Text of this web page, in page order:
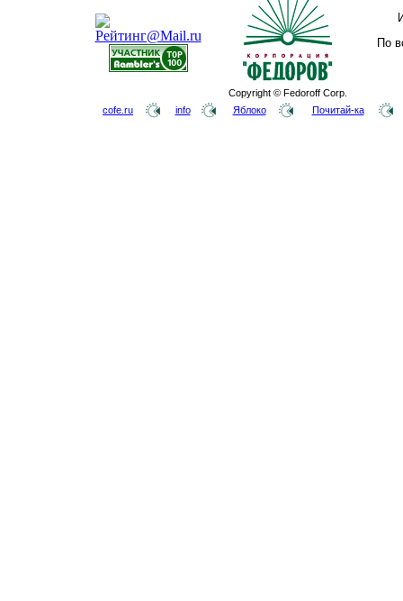
Copyright © Fedoroff Corp.
По
cofe.ru info Яблоко Почитай-ка